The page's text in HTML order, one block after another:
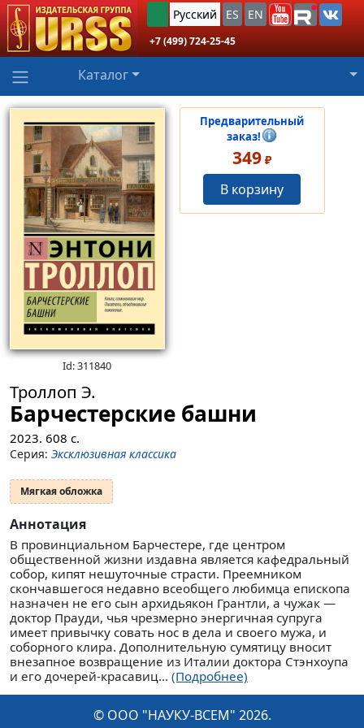
Русский ES EN
+7 (499) 724-25-45
Каталог
Id: 311840
Предварительный
заказ!
349 ₽
В корзину
Троллоп Э.
Барчестерские башни
2023. 608 с.
Серия: Эксклюзивная классика
Мягкая обложка
Аннотация
В провинциальном Барчестере, где центром
общественной жизни издавна является кафедральный
собор, кипят нешуточные страсти. Преемником
скончавшегося недавно всеобщего любимца епископа
назначен не его сын архидьякон Грантли, а чужак —
доктор Прауди, чья чрезмерно энергичная супруга
имеет привычку совать нос в дела и своего мужа, и
соборного клира. Дополнительную сумятицу вносит
внезапное возвращение из Италии доктора Стэнхоупа
и его дочерей-красавиц... (Подробнее)
© ООО "НАУКУ-ВСЕМ" 2026.